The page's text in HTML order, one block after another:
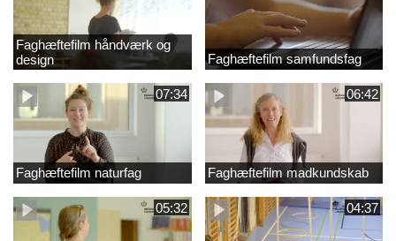
Faghæftefilm håndværk og
design
Faghæftefilm samfundsfag
07:34
Faghæftefilm naturfag
06:42
Faghæftefilm madkundskab
05:32 04:37